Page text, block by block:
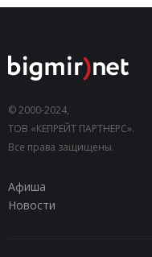
© 2000-2024,
ТОВ «КЕПРЕЙТ ПАРТНЕРС».
Все права защищены.
Афиша
Новости